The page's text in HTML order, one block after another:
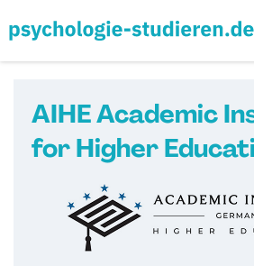
AIHE Academic
for Higher